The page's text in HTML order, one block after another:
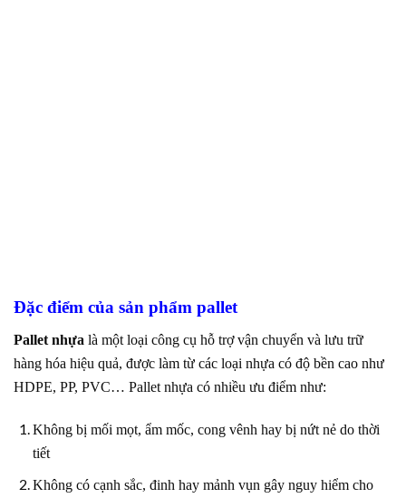
Đặc điểm của sản phẩm pallet
Pallet nhựa là một loại công cụ hỗ trợ vận chuyển và lưu trữ
hàng hóa hiệu quả, được làm từ các loại nhựa có độ bền cao như
HDPE, PP, PVC… Pallet nhựa có nhiều ưu điểm như:
Không bị mối mọt, ẩm mốc, cong vênh hay bị nứt nẻ do thời
tiết
Không có cạnh sắc, đinh hay mảnh vụn gây nguy hiểm cho